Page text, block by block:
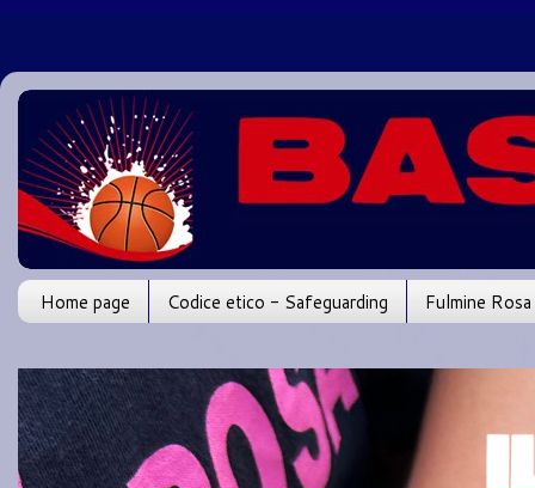
Home page Codice etico - Safeguarding Fulmine Rosa